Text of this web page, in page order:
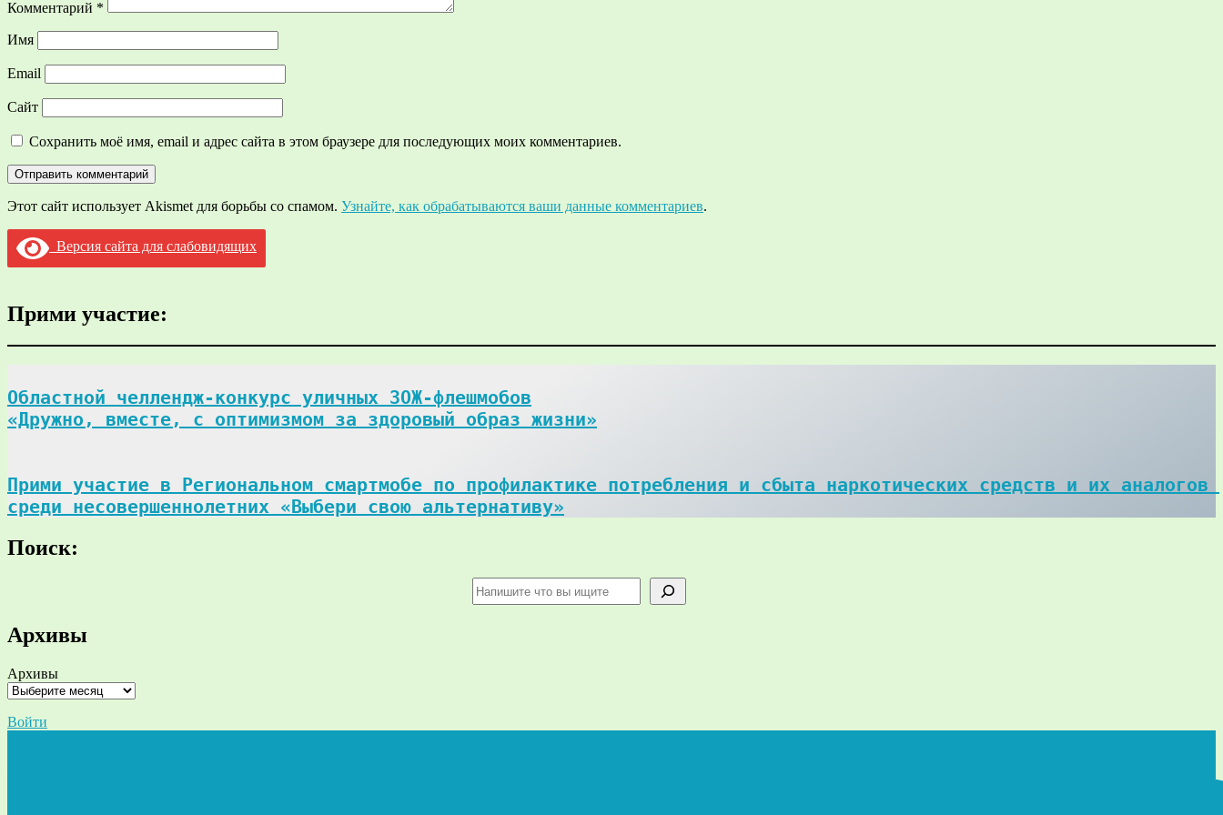
Комментарий *
Имя
Email
Сайт
Сохранить моё имя, email и адрес сайта в этом браузере для последующих моих комментариев.
Этот сайт использует Akismet для борьбы со спамом. Узнайте, как обрабатываются ваши данные комментариев.
Версия сайта для слабовидящих
Прими участие:
Областной челлендж-конкурс уличных ЗОЖ-флешмобов
«Дружно, вместе, с оптимизмом за здоровый образ жизни»
Прими участие в Региональном смартмобе по профилактике потребления и сбыта наркотических средств и их аналогов
среди несовершеннолетних «Выбери свою альтернативу»
Поиск:
Архивы
Архивы
Войти